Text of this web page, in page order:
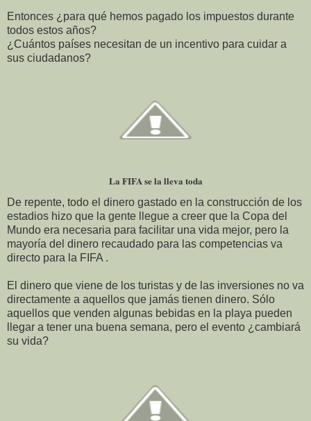
Entonces ¿para qué hemos pagado los impuestos durante
todos estos años?
¿Cuántos países necesitan de un incentivo para cuidar a
sus ciudadanos?
La FIFA se la lleva toda
De repente, todo el dinero gastado en la construcción de los
estadios hizo que la gente llegue a creer que la Copa del
Mundo era necesaria para facilitar una vida mejor, pero la
mayoría del dinero recaudado para las competencias va
directo para la FIFA .
El dinero que viene de los turistas y de las inversiones no va
directamente a aquellos que jamás tienen dinero. Sólo
aquellos que venden algunas bebidas en la playa pueden
llegar a tener una buena semana, pero el evento ¿cambiará
su vida?